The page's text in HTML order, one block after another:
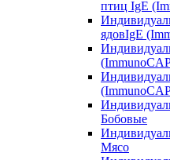
птиц IgE
ядовIgE
Бобовые
Мясо